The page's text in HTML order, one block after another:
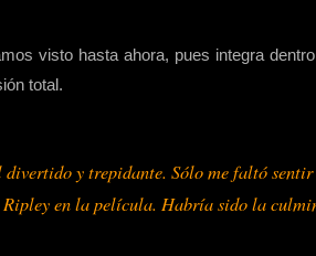
visto hasta ahora, pues integra
total.
y trepidante. Sólo me faltó
Ripley en la película. Habría sido la